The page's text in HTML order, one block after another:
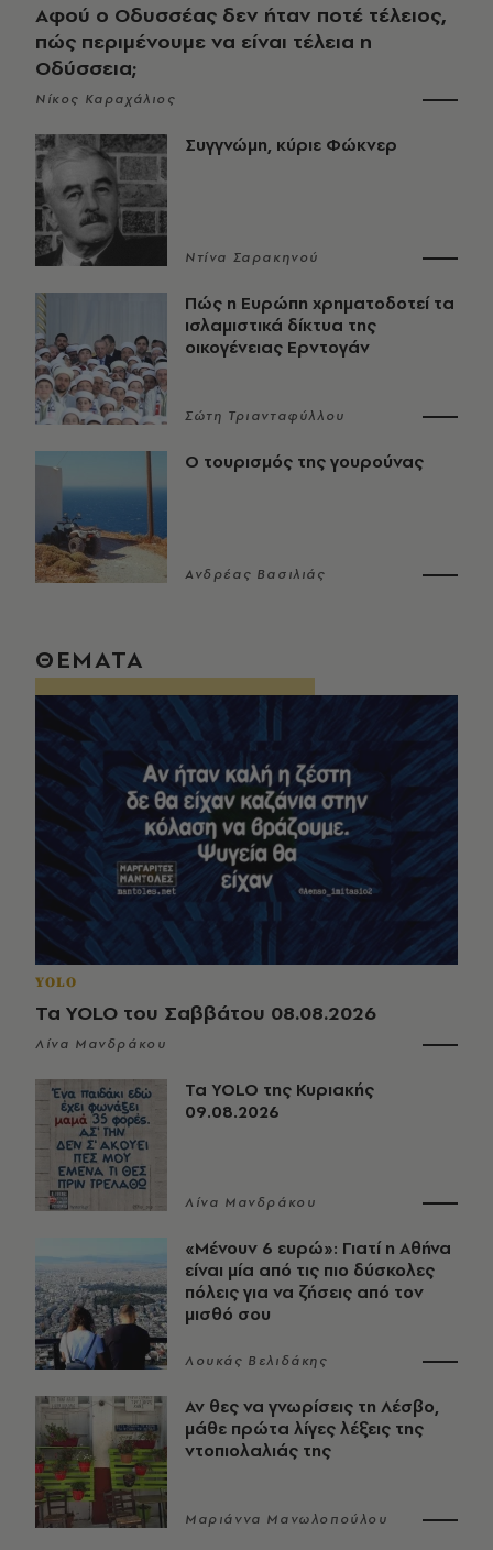
Αφού ο Οδυσσέας δεν ήταν ποτέ τέλειος,
πώς περιμένουμε να είναι τέλεια η
Οδύσσεια;
Νίκος Καραχάλιος
Συγγνώμη, κύριε Φώκνερ
Ντίνα Σαρακηνού
Πώς η Ευρώπη χρηματοδοτεί τα
ισλαμιστικά δίκτυα της
οικογένειας Ερντογάν
Σώτη Τριανταφύλλου
Ο τουρισμός της γουρούνας
Ανδρέας Βασιλιάς
ΘΕΜΑΤΑ
YOLO
Τα YOLO του Σαββάτου 08.08.2026
Λίνα Μανδράκου
Τα YOLO της Κυριακής
09.08.2026
Λίνα Μανδράκου
«Μένουν 6 ευρώ»: Γιατί η Αθήνα
είναι μία από τις πιο δύσκολες
πόλεις για να ζήσεις από τον
μισθό σου
Λουκάς Βελιδάκης
Αν θες να γνωρίσεις τη Λέσβο,
μάθε πρώτα λίγες λέξεις της
ντοπιολαλιάς της
Μαριάννα Μανωλοπούλου